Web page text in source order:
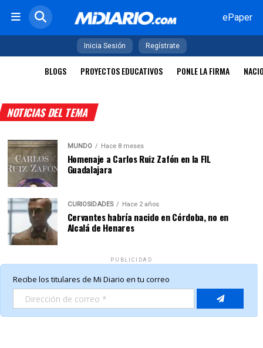
ePaper
Inicia Sesión Regístrate
BLOGS PROYECTOS EDUCATIVOS PONLE LA FIRMA
NOTICIAS DEL TEMA
MUNDO Hace 8 meses
Homenaje a Carlos Ruiz Zafón en la FIL
Guadalajara
CURIOSIDADES Hace 2 años
Cervantes habría nacido en Córdoba, no en
Alcalá de Henares
PUBLICIDAD